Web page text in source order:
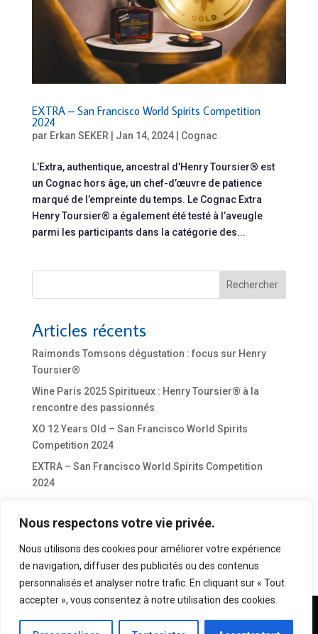
Nous respectons votre vie privée.
Nous utilisons des cookies pour améliorer votre expérience
de navigation, diffuser des publicités ou des contenus
personnalisés et analyser notre trafic. En cliquant sur « Tout
accepter », vous consentez à notre utilisation des cookies.
EXTRA – San Francisco World Spirits Competition
2024
par Erkan SEKER Jan 14, 2024| Cognac
L’Extra, authentique, ancestral d’Henry Toursier® est
un Cognac hors âge, un chef-d’œuvre de patience
marqué de l’empreinte du temps. Le Cognac Extra
Henry Toursier® a également été testé à l’aveugle
parmi les participants dans la catégorie des...
Rechercher
Articles récents
Raimonds Tomsons dégustation : focus sur Henry
Toursier®
Wine Paris 2025 Spiritueux : Henry Toursier® à la
rencontre des passionnés
XO 12 Years Old – San Francisco World Spirits
Competition 2024
EXTRA – San Francisco World Spirits Competition
2024
Commentaires récents
Aucun commentaire à afficher.
est dangereux pour la santé, à consommer avec modération.